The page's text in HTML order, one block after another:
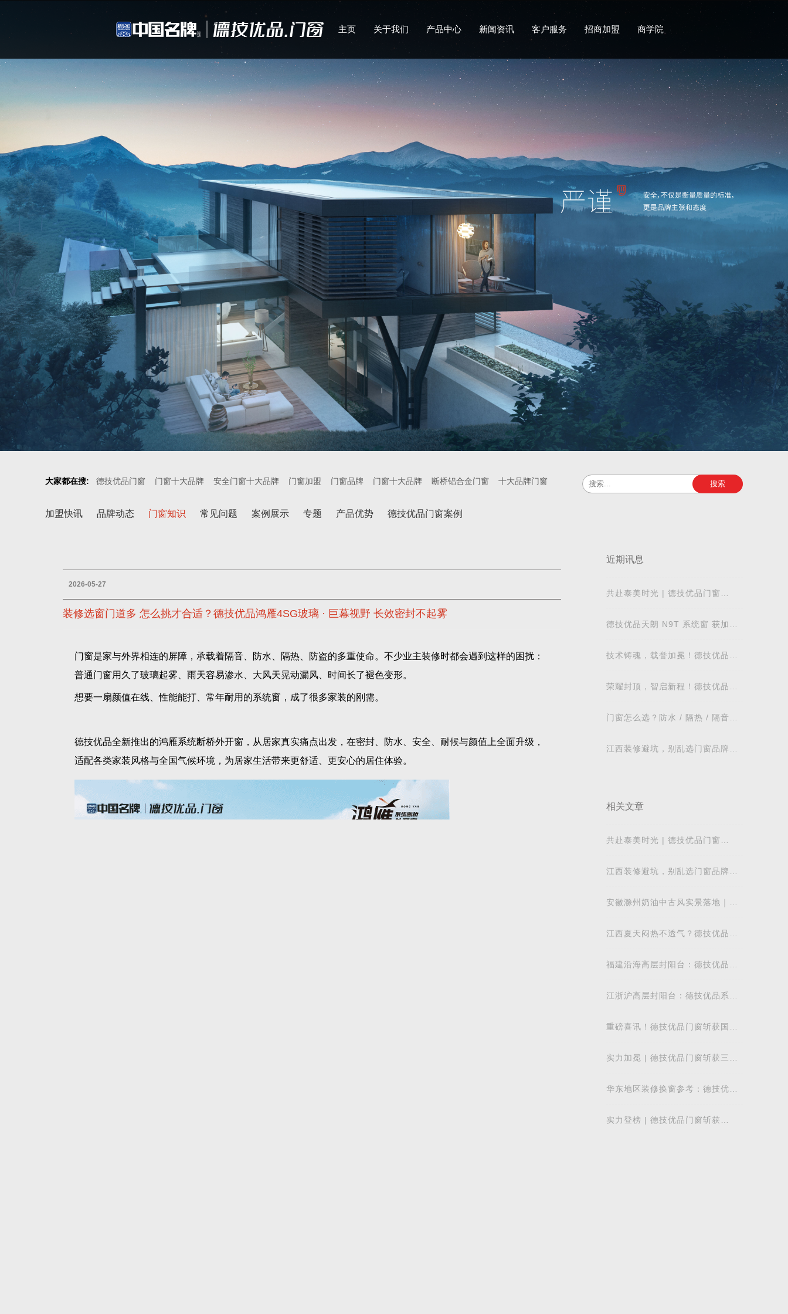
主页 关于我们 产品中心 新闻资讯 客户服务 招商加盟 商学院
大家都在搜: 德技优品门窗 门窗十大品牌 安全门窗十大品牌 门窗加盟 门窗品牌 门窗十大品牌 断桥铝合金门窗 十大品牌门窗 搜索
加盟快讯 品牌动态 门窗知识 常见问题 案例展示 专题 产品优势 德技优品门窗案例
2026-05-27
装修选窗门道多 怎么挑才合适？德技优品鸿雁4SG玻璃 · 巨幕视野 长效密封不起雾
门窗是家与外界相连的屏障，承载着隔音、防水、隔热、防盗的多重使命。不少业主装修时都会遇到这样的困扰：
普通门窗用久了玻璃起雾、雨天容易渗水、大风天晃动漏风、时间长了褪色变形。
想要一扇颜值在线、性能能打、常年耐用的系统窗，成了很多家装的刚需。
德技优品全新推出的鸿雁系统断桥外开窗，从居家真实痛点出发，在密封、防水、安全、耐候与颜值上全面升级，
适配各类家装风格与全国气候环境，为居家生活带来更舒适、更安心的居住体验。
近期讯息
共赴泰美时光 | 德技优品门窗
德技优品天朗 N9T 系统窗 获加拿
技术铸魂，载誉加冕！德技优品门
荣耀封顶，智启新程！德技优品门
标杆
门窗怎么选？防水 / 隔热 / 隔音需
业
江西装修避坑，别乱选门窗品牌，
相关文章
共赴泰美时光 | 德技优品门窗
江西装修避坑，别乱选门窗品牌，
安徽滁州奶油中古风实景落地｜德
江西夏天闷热不透气？德技优品微
福建沿海高层封阳台：德技优品安
江浙沪高层封阳台：德技优品系统
重磅喜讯！德技优品门窗斩获国际
实力加冕 | 德技优品门窗斩获三项
质量发展
华东地区装修换窗参考：德技优品
实力登榜 | 德技优品门窗斩获